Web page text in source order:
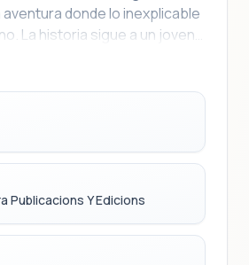
donde lo inexplicable
La historia sigue a un joven
al mudarse a un nuevo
Lejos de ser una
parece estar
largamente olvidado.
verá envuelto en una
que lo obligará a
secretos de la comunidad y
temores, todo
Publicacions Y Edicions